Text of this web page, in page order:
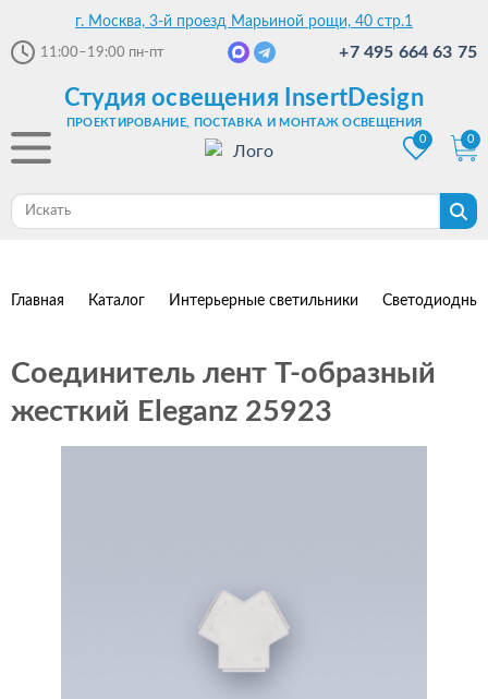
г. Москва, 3-й проезд Марьиной рощи, 40 стр.1
11:00–19:00 пн-пт +7 495 664 63 75
Студия освещения InsertDesign
ПРОЕКТИРОВАНИЕ, ПОСТАВКА И МОНТАЖ ОСВЕЩЕНИЯ
0
0
Главная Каталог Интерьерные светильники
Соединитель лент T-образный
жесткий Eleganz 25923